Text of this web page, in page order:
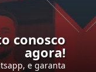
conosco
agora!
e garanta